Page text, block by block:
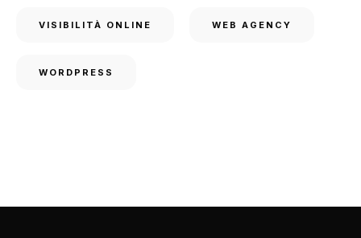
VISIBILITÀ ONLINE WEB AGENCY
WORDPRESS